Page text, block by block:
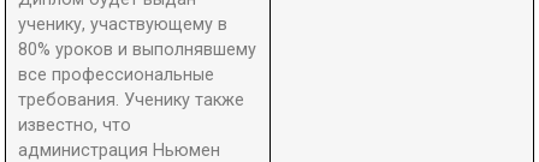
ученику, участвующему в
80% уроков и выполнявшему
все профессиональные
требования. Ученику также
известно, что
администрация Ньюмен